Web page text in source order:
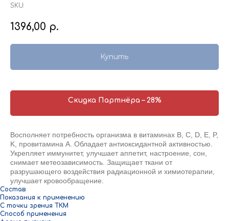
SKU:
1396,00 р.
Купить
Скидка Партнёра – 28%
Восполняет потребность организма в витаминах B, C, D, E, P,
K, провитамина А. Обладает антиоксидантной активностью.
Укрепляет иммунитет, улучшает аппетит, настроение, сон,
снимает метеозависимость. Защищает ткани от
разрушающего воздействия радиационной и химиотерапии,
улучшает кровообращение.
Состав
Показания к применению
С точки зрения ТКМ
Способ применения